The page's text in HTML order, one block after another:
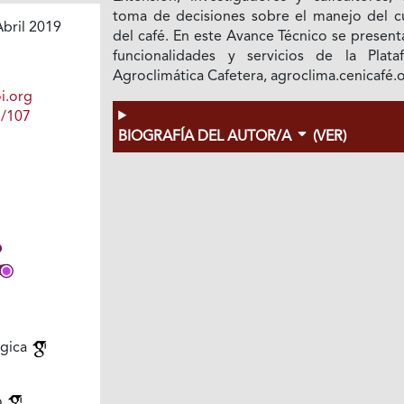
2019
107
toma de decisiones sobre el manejo del
del café. En este Avance Técnico se
funcionalidades y servicios de la
Agroclimática Cafetera,
BIOGRAFÍA DEL AUTOR/A (VER)